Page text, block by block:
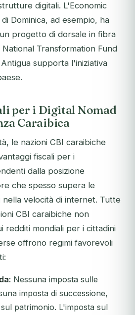
digitali. L'Economic
Dominica, ad esempio, ha
progetto di dorsale in fibra
Transformation Fund
supporta l'iniziativa
per i Digital Nomad
Caraibica
le nazioni CBI caraibiche
fiscali per i
dalla posizione
che spesso supera le
nella velocità di internet. Tutte
CBI caraibiche non
redditi mondiali per i cittadini
offrono regimi favorevoli
Nessuna imposta sulle
imposta di successione,
patrimonio. L'imposta sul